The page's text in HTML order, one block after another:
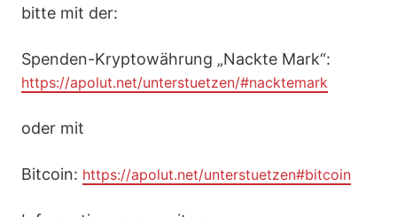
bitte mit der:
Spenden-Kryptowährung „Nackte Mark“:
https://apolut.net/unterstuetzen/#nacktemark
oder mit
Bitcoin: https://apolut.net/unterstuetzen#bitcoin